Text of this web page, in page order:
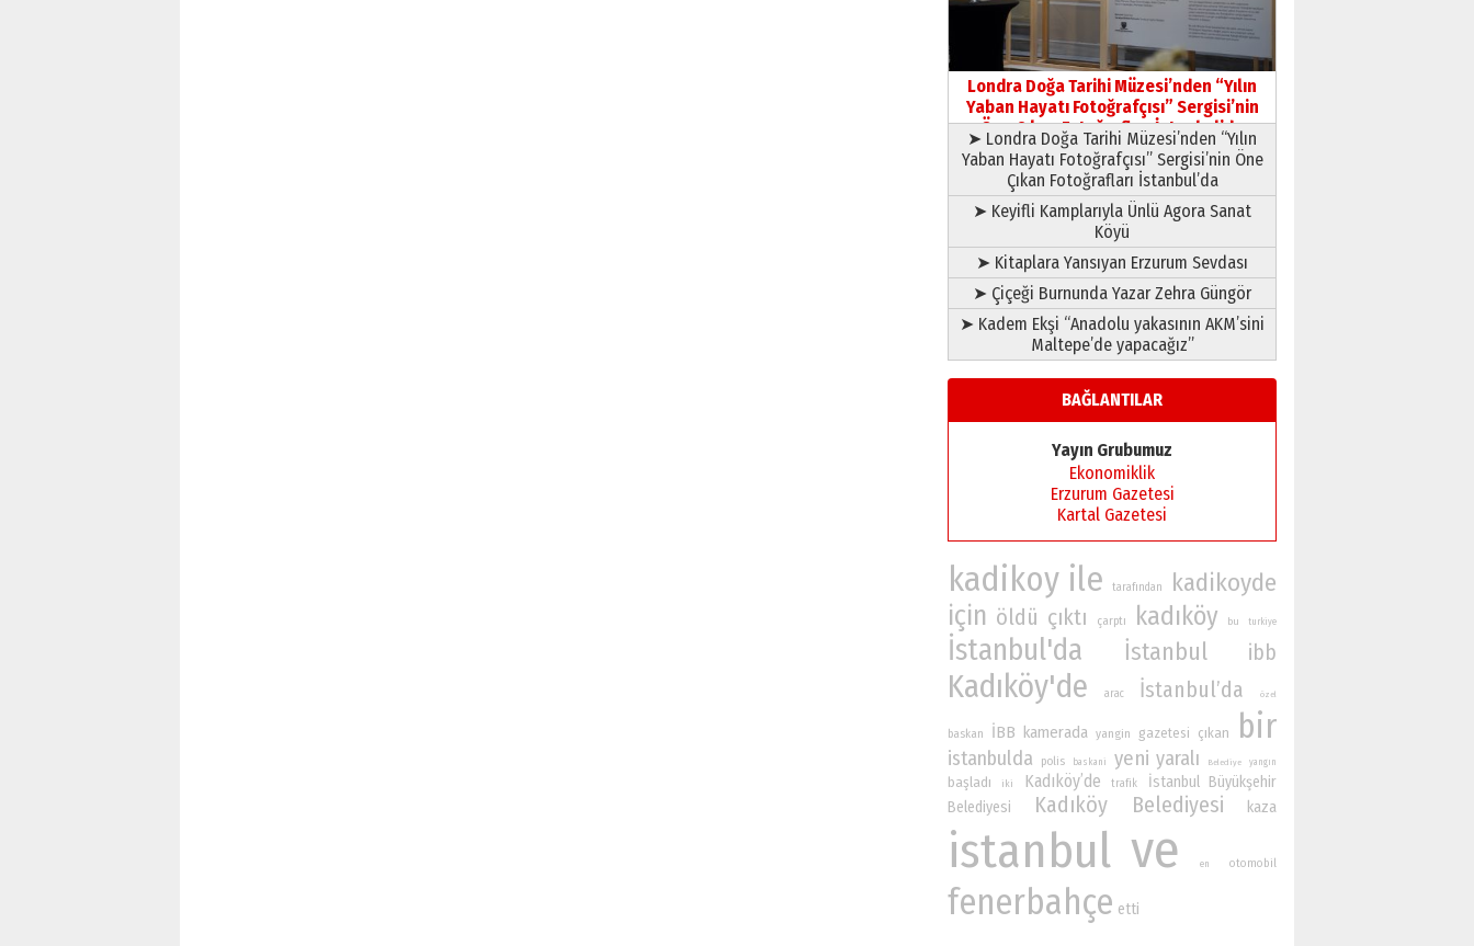
Yusuf POLAT
Şampiyonluk Sebahattin
Şirin’e yazar
11 Mayıs 2026 Pazartesi
Londra Doğa Tarihi Müzesi’nden “Yılın
Yaban Hayatı Fotoğrafçısı” Sergisi’nin
Öne Çıkan Fotoğrafları İstanbul’da
➤ Londra Doğa Tarihi Müzesi’nden “Yılın
Yaban Hayatı Fotoğrafçısı” Sergisi’nin Öne
Çıkan Fotoğrafları İstanbul’da
➤ Keyifli Kamplarıyla Ünlü Agora Sanat
Köyü
➤ Kitaplara Yansıyan Erzurum Sevdası
➤ Çiçeği Burnunda Yazar Zehra Güngör
➤ Kadem Ekşi “Anadolu yakasının AKM’sini
Maltepe’de yapacağız”
BAĞLANTILAR
Yayın Grubumuz
Ekonomiklik
Erzurum Gazetesi
Kartal Gazetesi
kadikoy ile tarafından kadikoyde
için öldü çıktı çarptı kadıköy bu turkiye
İstanbul'da İstanbul ibb
Kadıköy'de arac İstanbul’da özel
baskan İBB kamerada yangin gazetesi çıkan bir
istanbulda polis baskani yeni yaralı Belediye yangın
başladı iki Kadıköy’de trafik
İstanbul Büyükşehir
Belediyesi
Kadıköy Belediyesi kaza
istanbul ve en otomobil
fenerbahçe etti